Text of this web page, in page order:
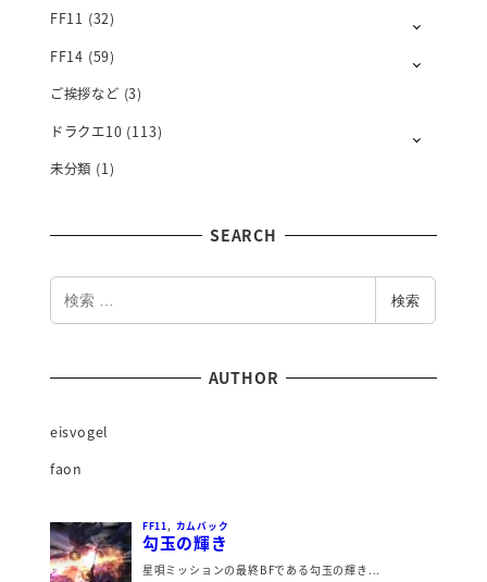
Y
FF11 (32)
FF14 (59)
ご挨拶など (3)
ドラクエ10 (113)
未分類 (1)
SEARCH
検索
AUTHOR
eisvogel
faon